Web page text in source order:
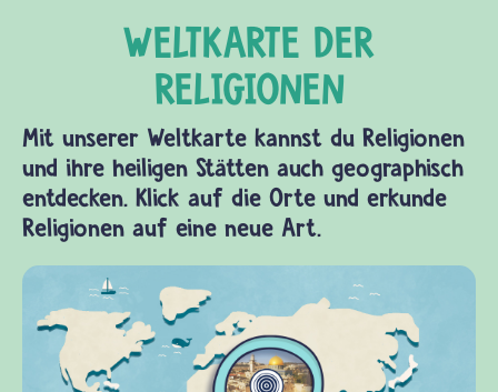
Mit unserer Weltkarte kannst du Religionen
und ihre heiligen Stätten auch geographisch
entdecken. Klick auf die Orte und erkunde
Religionen auf eine neue Art.